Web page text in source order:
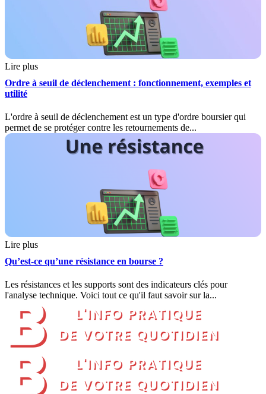
Lire plus
Ordre à seuil de déclenchement : fonctionnement, exemples et
utilité
L'ordre à seuil de déclenchement est un type d'ordre boursier qui
permet de se protéger contre les retournements de...
Lire plus
Qu’est-ce qu’une résistance en bourse ?
Les résistances et les supports sont des indicateurs clés pour
l'analyse technique. Voici tout ce qu'il faut savoir sur la...